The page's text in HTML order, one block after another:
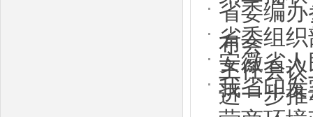
省委编
布会
省委组
主任会
安徽省
进一步
我省印